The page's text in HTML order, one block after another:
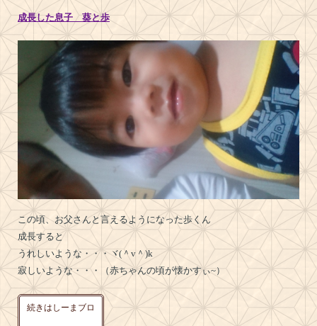
成長した息子 葵と歩
この頃、お父さんと言えるようになった歩くん
成長すると
うれしいような・・・ヾ(＾v＾)k
寂しいような・・・（赤ちゃんの頃が懐かすぃ~）
続きはしーまブロ